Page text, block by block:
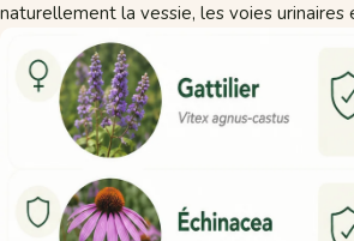
naturellement la vessie, les voies